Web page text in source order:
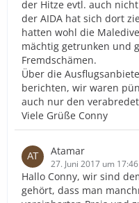
der Hitze evtl. auch
der AIDA hat sich dort
hatten wohl die
mächtig getrunken und
Fremdschämen.
Über die
berichten, wir waren
auch nur den
Viele Grüße Conny
Atamar
27. Juni 2017 um 17:46
Hallo Conny, wir sind
gehört, dass man